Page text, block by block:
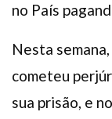
no País
Nesta
cometeu
sua prisão, e